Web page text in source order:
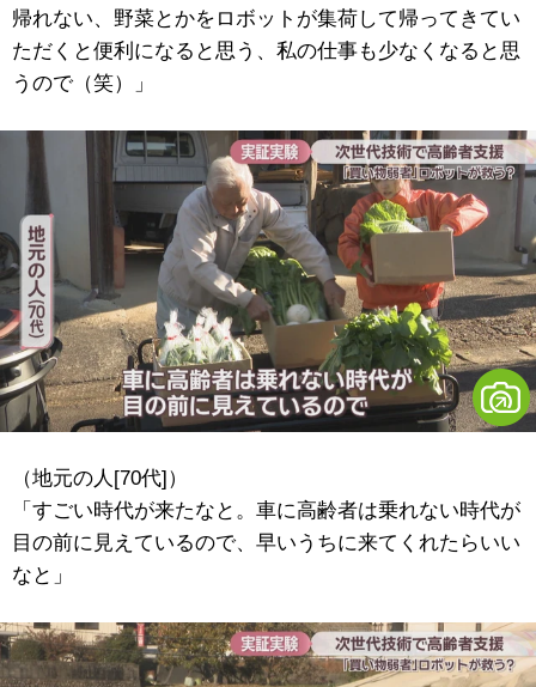
帰れない、野菜とかをロボットが集荷して帰ってきてい
ただくと便利になると思う、私の仕事も少なくなると思
うので（笑）」
（地元の人[70代]）
「すごい時代が来たなと。車に高齢者は乗れない時代が
目の前に見えているので、早いうちに来てくれたらいい
なと」